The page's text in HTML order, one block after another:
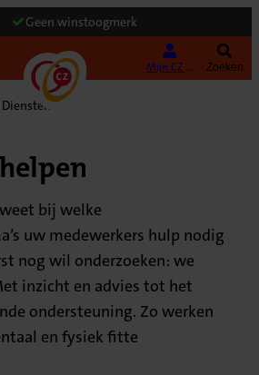
Geen winstoogmerk
Mijn CZ Zakelijk Zoeken
Diensten
bij welke
uw medewerkers hulp nodig
nog wil onderzoeken: we
inzicht en advies tot het
ondersteuning. Zo werken
en fysiek fitte